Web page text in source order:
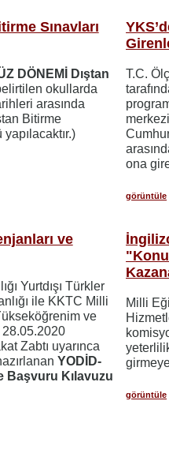
Sınavları
DÖNEMİ Dıştan
okullarda
arasında
Bitirme
yapılacaktır.)
T.C.
ona
görüntüle
ve
Yurtdışı Türkler
ile KKTC Milli
ve
28.05.2020
Zabtı uyarınca
YODİD-
Başvuru Kılavuzu
Milli
görüntüle